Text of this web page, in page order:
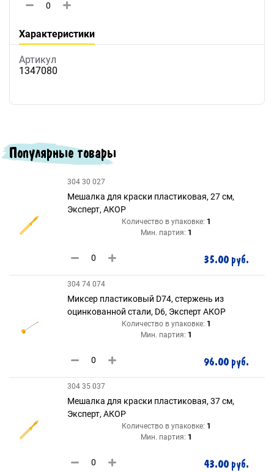
Характеристики
Артикул
1347080
Популярные товары
304 30 027
Мешалка для краски пластиковая, 27 см,
Эксперт, АКОР
Количество в упаковке: 1
Мин. партия: 1
35.00 руб.
304 74 074
Миксер пластиковый D74, стержень из
оцинкованной стали, D6, Эксперт АКОР
Количество в упаковке: 1
Мин. партия: 1
96.00 руб.
304 35 037
Мешалка для краски пластиковая, 37 см,
Эксперт, АКОР
Количество в упаковке: 1
Мин. партия: 1
43.00 руб.